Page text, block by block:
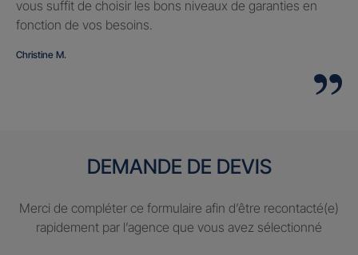
vous suffit de choisir les bons niveaux de garanties en
fonction de vos besoins.
Christine M.
DEMANDE DE DEVIS
Merci de compléter ce formulaire afin d’être recontacté(e)
rapidement par l’agence que vous avez sélectionné